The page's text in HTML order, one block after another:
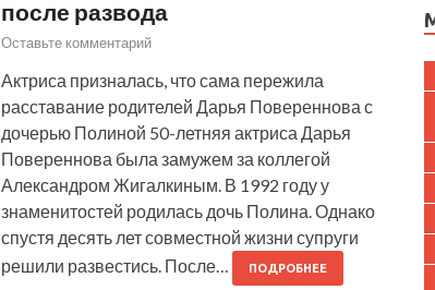
после развода
Оставьте комментарий
Актриса призналась, что сама пережила
расставание родителей Дарья Повереннова с
дочерью Полиной 50-летняя актриса Дарья
Повереннова была замужем за коллегой
Александром Жигалкиным. В 1992 году у
знаменитостей родилась дочь Полина. Однако
спустя десять лет совместной жизни супруги
решили развестись. После…
ПОДРОБНЕЕ